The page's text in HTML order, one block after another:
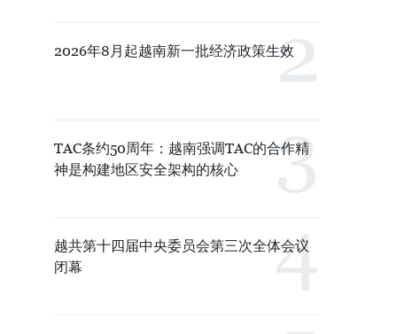
2026年8月起越南新一批经济政策生效
TAC条约50周年：越南强调TAC的合作精
神是构建地区安全架构的核心
越共第十四届中央委员会第三次全体会议
闭幕